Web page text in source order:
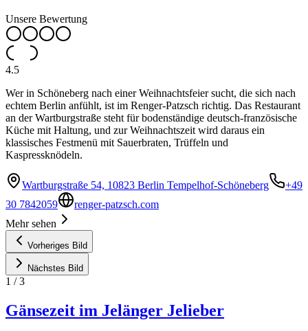
Unsere Bewertung
4.5
Wer in Schöneberg nach einer Weihnachtsfeier sucht, die sich nach
echtem Berlin anfühlt, ist im Renger-Patzsch richtig. Das Restaurant
an der Wartburgstraße steht für bodenständige deutsch-französische
Küche mit Haltung, und zur Weihnachtszeit wird daraus ein
klassisches Festmenü mit Sauerbraten, Trüffeln und
Kaspressknödeln.
Wartburgstraße 54, 10823 Berlin Tempelhof-Schöneberg
+49
30 7842059
renger-patzsch.com
Mehr sehen
Vorheriges Bild
Nächstes Bild
1 /3
Gänsezeit im Jelänger Jelieber